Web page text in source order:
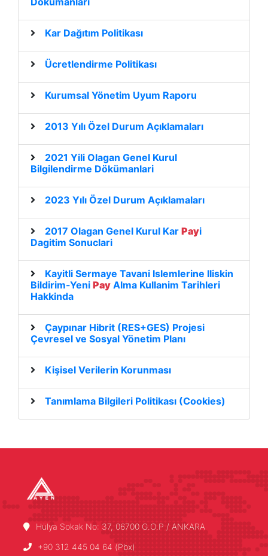
Kar Dağıtım Politikası
Ücretlendirme Politikası
Kurumsal Yönetim Uyum Raporu
2013 Yılı Özel Durum Açıklamaları
2021 Yili Olagan Genel Kurul
Bilgilendirme Dökümanlari
2023 Yılı Özel Durum Açıklamaları
2017 Olagan Genel Kurul Kar Payi
Dagitim Sonuclari
Kayitli Sermaye Tavani Islemlerine Iliskin
Bildirim-Yeni Pay Alma Kullanim Tarihleri
Hakkinda
Çaypınar Hibrit (RES+GES) Projesi
Çevresel ve Sosyal Yönetim Planı
Kişisel Verilerin Korunması
Tanımlama Bilgileri Politikası (Cookies)
Hülya Sokak No: 37, 06700 G.O.P / ANKARA
+90 312 445 04 64 (Pbx)